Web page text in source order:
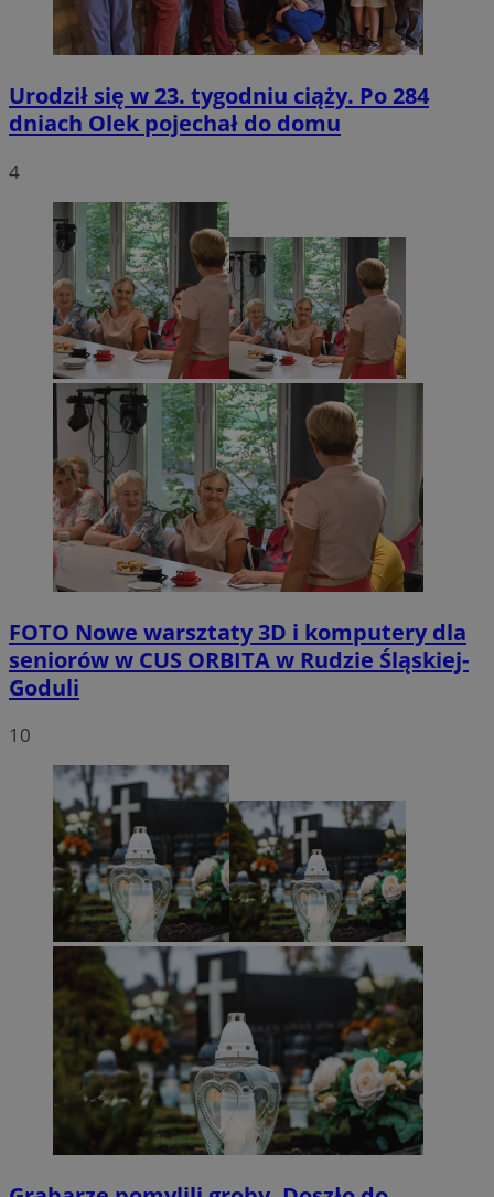
Urodził się w 23. tygodniu ciąży. Po 284
dniach Olek pojechał do domu
4
FOTO Nowe warsztaty 3D i komputery dla
seniorów w CUS ORBITA w Rudzie Śląskiej-
Goduli
10